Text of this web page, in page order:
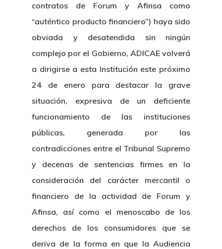
contratos de Forum y Afinsa como
“auténtico producto financiero”) haya sido
obviada y desatendida sin ningún
complejo por el Gobierno, ADICAE volverá
a dirigirse a esta Institución este próximo
24 de enero para destacar la grave
situación, expresiva de un deficiente
funcionamiento de las instituciones
públicas, generada por las
contradicciones entre el Tribunal Supremo
y decenas de sentencias firmes en la
consideración del carácter mercantil o
financiero de la actividad de Forum y
Afinsa, así como el menoscabo de los
derechos de los consumidores que se
deriva de la forma en que la Audiencia